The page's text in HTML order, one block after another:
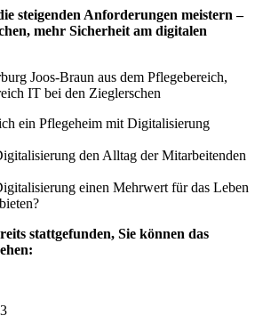
steigenden Anforderungen meistern –
mehr Sicherheit am digitalen
Joos-Braun aus dem Pflegebereich,
IT bei den Zieglerschen
ein Pflegeheim mit Digitalisierung
den Alltag der Mitarbeitenden
einen Mehrwert für das Leben
stattgefunden, Sie können das